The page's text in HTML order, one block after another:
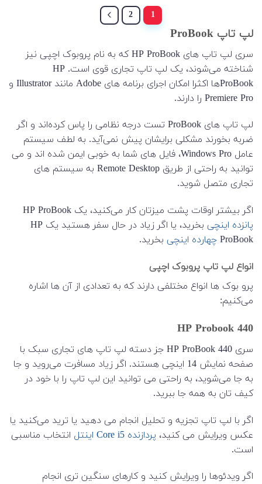
1
2
لپ تاپ ProBook
سری لپ تاپ های HP ProBook که به نام پروبوک اچپی نیز
شناخته می‌شوند، یک لپ تاپ تجاری قوی است. HP
ProBookها اکثرا امکان اجرای برنامه های Adobe مانند Illustrator و
Premiere Pro را دارند.
لپ تاپ های ProBook تست درجه نظامی را پاس کرده‌اند و اگر
ضربه بخورند مشکلی برایشان پیش نمی‌آید. به لطف سیستم
عامل Windows Pro، فایل های شما به خوبی ایمن شده اند و می
توانید به راحتی از طریق Remote Desktop به سیستم های
تجاری متصل شوید.
اگر بیشتر اوقات پشت میزتان کار می‌کنید، یک HP ProBook
پانزده اینچی
بخرید، یا اگر زیاد در حال سفر هستید یک HP
ProBook چهارده اینچی بخرید.
انواع لپ تاپ پروبوک اچپی
پرو بوک ها انواع مختلفی دارند که به تعدادی از آن ها اشاره
می‌کنیم:
HP Probook 440
سری HP ProBook 440 جز دسته لپ تاپ های تجاری سبک با
صفحه نمایش 14 اینچی هستند. اگر زیاد مسافرت می‌روید و جا
به جا می‌شوید، به راحتی می توانید این لپ تاپ را با خود در
کیف تان به همه جا ببرید.
اگر با لپ تاپ تجزیه و تحلیل انجام می دهید یا ترید می‌کنید یا
عکس ویرایش می کنید، پردازنده Core i5 اینتل
انتخاب مناسبی
است.
اگر ویدئوها را ویرایش کنید و کارهای سنگین تری انجام